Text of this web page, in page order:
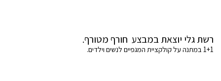
רשת גלי יוצאת במבצע חורף מטורף.
1+1 במתנה על קולקציית המגפיים לנשים וילדים.